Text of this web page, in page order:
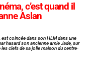
c’est quand il
Aslan
est coincée dans son HLM dans une
hasard son ancienne amie Jade, sur
clefs de sa jolie maison du centre-